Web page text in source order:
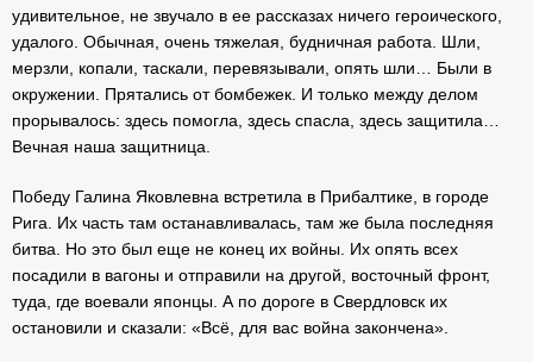
удивительное, не звучало в ее рассказах ничего героического,
удалого. Обычная, очень тяжелая, будничная работа. Шли,
мерзли, копали, таскали, перевязывали, опять шли… Были в
окружении. Прятались от бомбежек. И только между делом
прорывалось: здесь помогла, здесь спасла, здесь защитила…
Вечная наша защитница.
Победу Галина Яковлевна встретила в Прибалтике, в городе
Рига. Их часть там останавливалась, там же была последняя
битва. Но это был еще не конец их войны. Их опять всех
посадили в вагоны и отправили на другой, восточный фронт,
туда, где воевали японцы. А по дороге в Свердловск их
остановили и сказали: «Всё, для вас война закончена».